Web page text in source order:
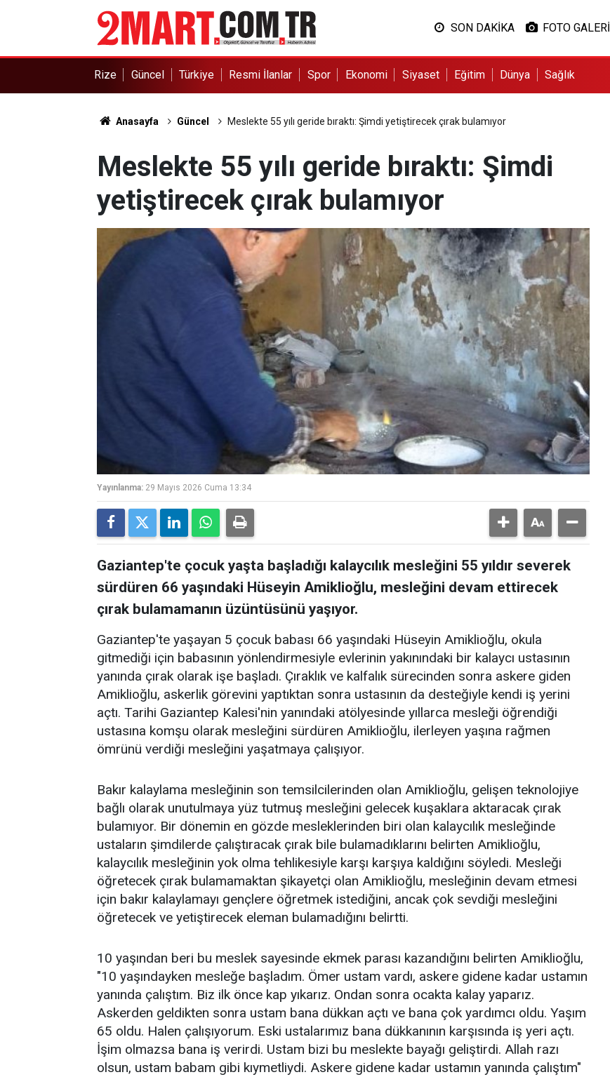
SON DAKİKA FOTO GALERİ
Rize Güncel Türkiye Resmi İlanlar Spor Ekonomi Siyaset Eğitim Dünya Sağlık
Anasayfa Güncel Meslekte 55 yılı geride bıraktı: Şimdi yetiştirecek çırak bulamıyor
Meslekte 55 yılı geride bıraktı: Şimdi
yetiştirecek çırak bulamıyor
Yayınlanma: 29 Mayıs 2026 Cuma 13:34
Gaziantep'te çocuk yaşta başladığı kalaycılık mesleğini 55 yıldır severek
sürdüren 66 yaşındaki Hüseyin Amiklioğlu, mesleğini devam ettirecek
çırak bulamamanın üzüntüsünü yaşıyor.
Gaziantep'te yaşayan 5 çocuk babası 66 yaşındaki Hüseyin Amiklioğlu, okula
gitmediği için babasının yönlendirmesiyle evlerinin yakınındaki bir kalaycı ustasının
yanında çırak olarak işe başladı. Çıraklık ve kalfalık sürecinden sonra askere giden
Amiklioğlu, askerlik görevini yaptıktan sonra ustasının da desteğiyle kendi iş yerini
açtı. Tarihi Gaziantep Kalesi'nin yanındaki atölyesinde yıllarca mesleği öğrendiği
ustasına komşu olarak mesleğini sürdüren Amiklioğlu, ilerleyen yaşına rağmen
ömrünü verdiği mesleğini yaşatmaya çalışıyor.
Bakır kalaylama mesleğinin son temsilcilerinden olan Amiklioğlu, gelişen teknolojiye
bağlı olarak unutulmaya yüz tutmuş mesleğini gelecek kuşaklara aktaracak çırak
bulamıyor. Bir dönemin en gözde mesleklerinden biri olan kalaycılık mesleğinde
ustaların şimdilerde çalıştıracak çırak bile bulamadıklarını belirten Amiklioğlu,
kalaycılık mesleğinin yok olma tehlikesiyle karşı karşıya kaldığını söyledi. Mesleği
öğretecek çırak bulamamaktan şikayetçi olan Amiklioğlu, mesleğinin devam etmesi
için bakır kalaylamayı gençlere öğretmek istediğini, ancak çok sevdiği mesleğini
öğretecek ve yetiştirecek eleman bulamadığını belirtti.
10 yaşından beri bu meslek sayesinde ekmek parası kazandığını belirten Amiklioğlu,
"10 yaşındayken mesleğe başladım. Ömer ustam vardı, askere gidene kadar ustamın
yanında çalıştım. Biz ilk önce kap yıkarız. Ondan sonra ocakta kalay yaparız.
Askerden geldikten sonra ustam bana dükkan açtı ve bana çok yardımcı oldu. Yaşım
65 oldu. Halen çalışıyorum. Eski ustalarımız bana dükkanının karşısında iş yeri açtı.
İşim olmazsa bana iş verirdi. Ustam bizi bu meslekte bayağı geliştirdi. Allah razı
olsun, ustam babam gibi kıymetliydi. Askere gidene kadar ustamın yanında çalıştım"